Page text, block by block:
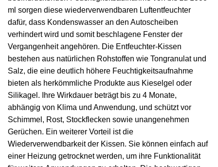
ml sorgen diese wiederverwendbaren Luftentfeuchter
dafür, dass Kondenswasser an den Autoscheiben
verhindert wird und somit beschlagene Fenster der
Vergangenheit angehören. Die Entfeuchter-Kissen
bestehen aus natürlichen Rohstoffen wie Tongranulat und
Salz, die eine deutlich höhere Feuchtigkeitsaufnahme
bieten als herkömmliche Produkte aus Kieselgel oder
Silikagel. Ihre Wirkdauer beträgt bis zu 4 Monate,
abhängig von Klima und Anwendung, und schützt vor
Schimmel, Rost, Stockflecken sowie unangenehmen
Gerüchen. Ein weiterer Vorteil ist die
Wiederverwendbarkeit der Kissen. Sie können einfach auf
einer Heizung getrocknet werden, um ihre Funktionalität